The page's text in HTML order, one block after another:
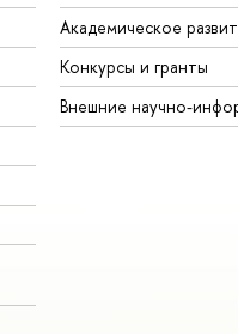
Академическое
Конкурсы и гранты
Внешние научно-